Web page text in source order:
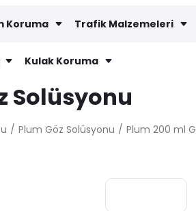
Koruma Trafik Malzemeleri
Kulak Koruma
Solüsyonu
Plum Göz Solüsyonu Plum 200 ml